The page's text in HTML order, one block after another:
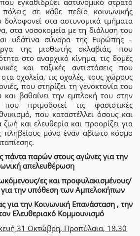
σε κάθε πεδίο κοινωνικής
δολοφονεί στα αστυνομικά τμήματα
στα νοσοκομεία με τη διάλυση του
υδάτινα σύνορα της Ευρώπης –
της μισθωτής σκλαβιάς, που
στο αναρχικό κίνημα, τις δομές
και ταξικές αντιστάσεις που
σχολεία, τις σχολές, τους χώρους
που στηρίζει τη γενοκτονία του
και βαθαίνει την εμπλοκή του στην
πριμοδοτεί τις φασιστικές
που καταστέλλει όσους και
ζωή και ελευθερία και προορίζει για
πληβείους μόνο έναν αβίωτο κόσμο
πάντα παρών στους αγώνες για την
απελευθέρωση
ες και προφυλακισμένους/
για την υπόθεση των Αμπελοκήπων
για την Κοινωνική Επανάσταση , την
Ελευθεριακό Κομμουνισμό
31 Οκτώβρη, Προπύλαια, 18.30